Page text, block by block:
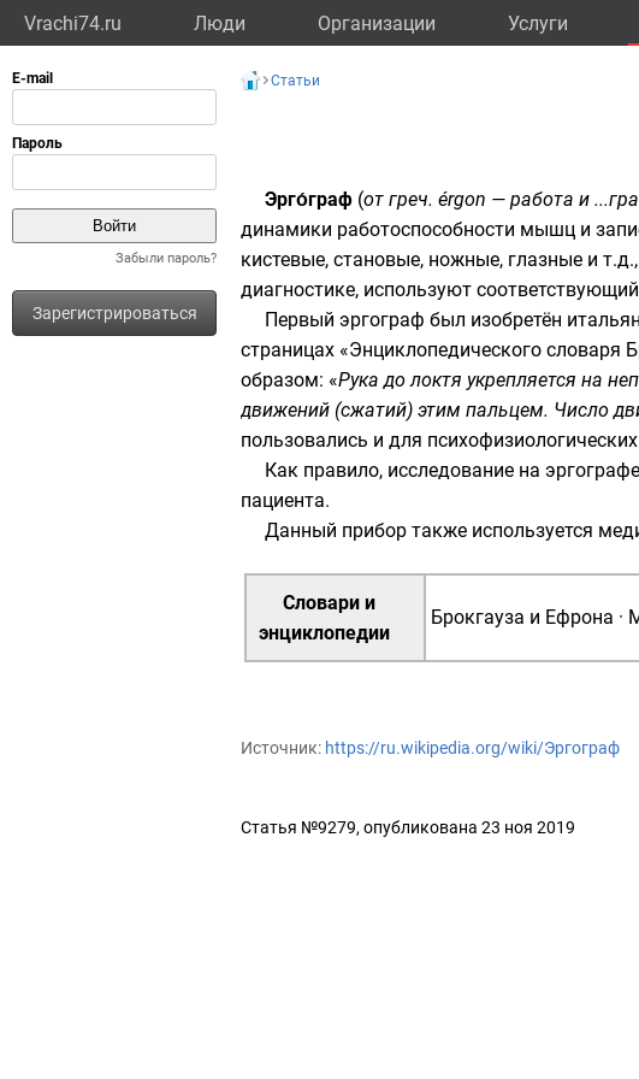
Vrachi74.ru Люди Организации Услуги
Забыли пароль?
Зарегистрироваться
Статьи
Эрго́граф (от греч. érgon — работа и
динамики работоспособности мышц и
кистевые, становые, ножные, глазные и
диагностике, используют
Первый эргограф был изобретён
страницах «Энциклопедического словаря
образом: «Рука до локтя укрепляется на
движений (сжатий) этим пальцем. Число
пользовались и для
Как правило, исследование на
пациента.
Данный прибор также используется
Словари и
энциклопедии
Брокгауза и Ефрона ·
Источник: https://ru.wikipedia.org/wiki/Эргограф
Статья №9279, опубликована 23 ноя 2019